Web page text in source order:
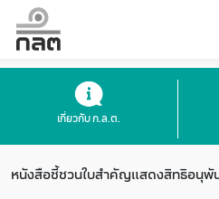
เกี่ยวกับ ก.ล.ต.
หนังสือชี้ชวนใบสำคัญแสดงสิทธิอนุพั